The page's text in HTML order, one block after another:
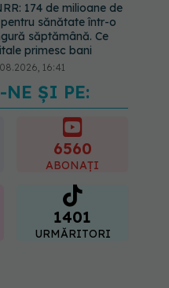
174 de milioane de
sănătate într-o
săptămână. Ce
primesc bani
16:41
spune culoarea ta
despre vârsta
care o ai. Care este
cromatic" al
NE ȘI PE:
6560
ABONAȚI
1401
URMĂRITORI